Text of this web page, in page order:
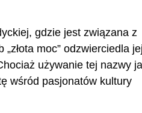
gdzie jest związana z
moc” odzwierciedla
używanie tej nazwy
wśród pasjonatów kultury